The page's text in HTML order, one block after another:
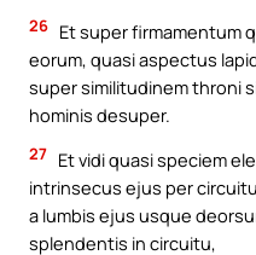
26 Et super firmamentum
eorum, quasi aspectus
super similitudinem throni
hominis desuper.
27 Et vidi quasi speciem
intrinsecus ejus per
a lumbis ejus usque
splendentis in circuitu,